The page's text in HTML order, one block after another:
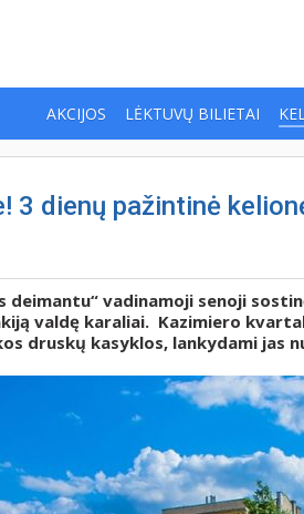
AKCIJOS LĖKTUVŲ BILIETAI
3 dienų pažintinė
deimantu“ vadinamoji senoji
valdę karaliai. Kazimiero
druskų kasyklos, lankydami jas